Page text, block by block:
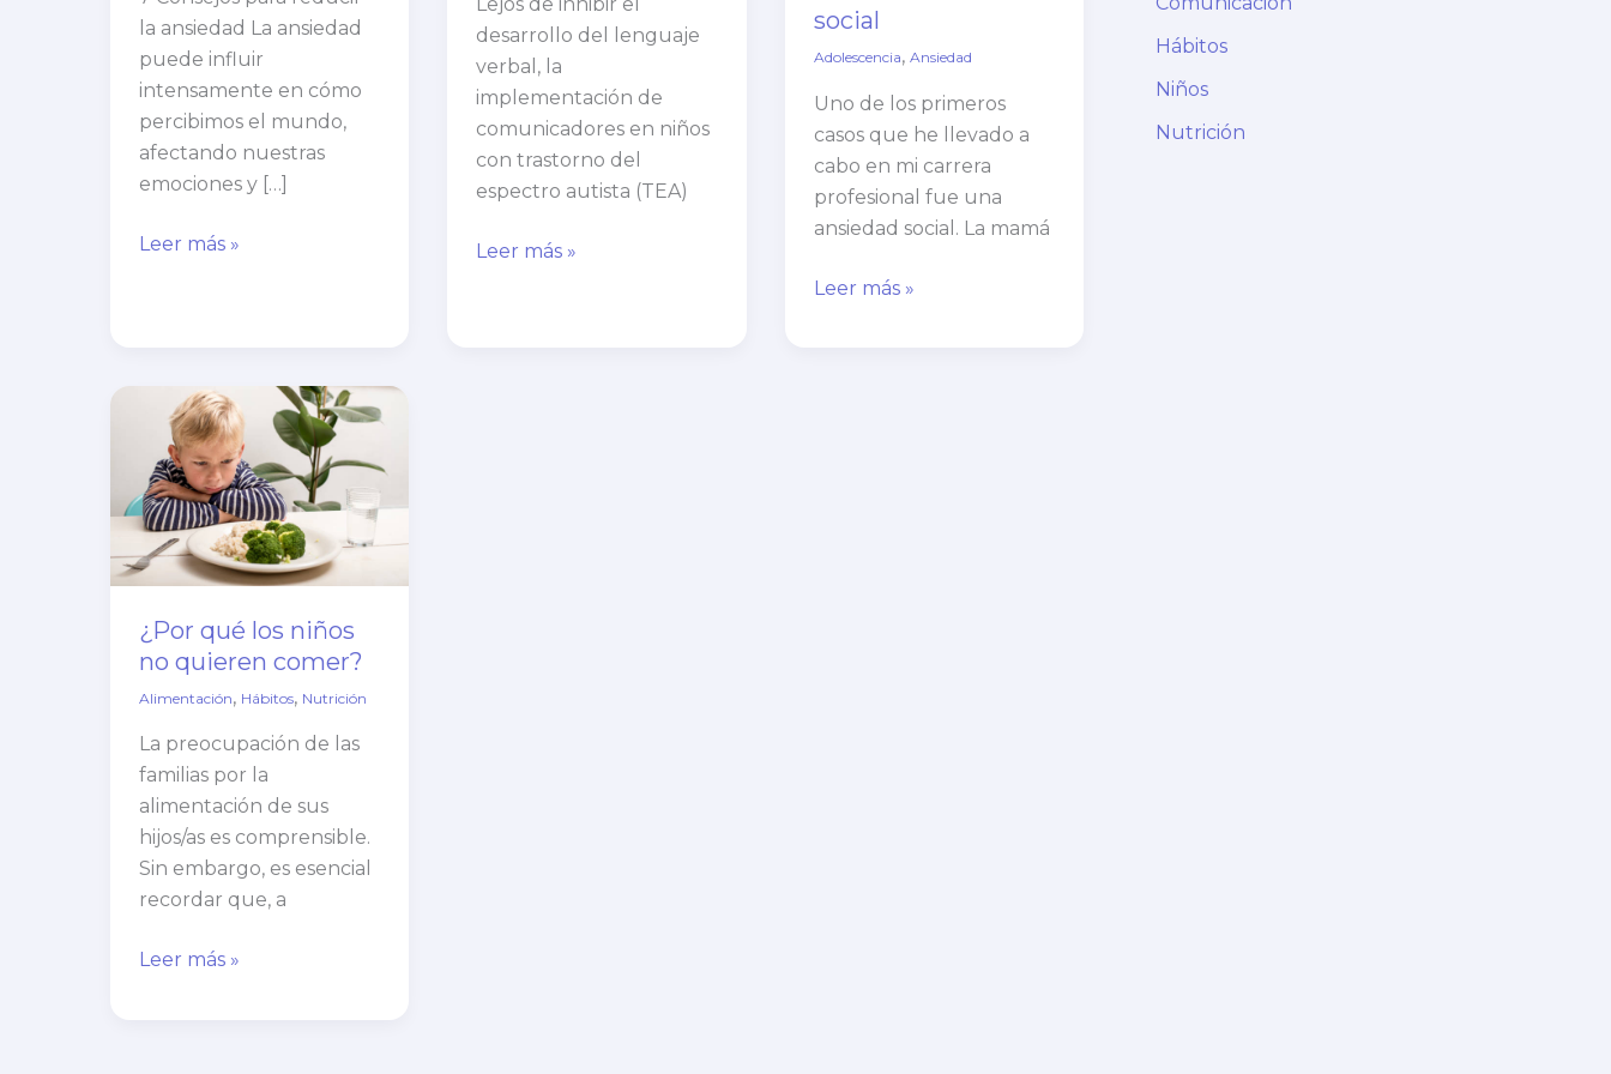
la ansiedad La ansiedad
puede influir
intensamente en cómo
percibimos el mundo,
afectando nuestras
emociones y […]
Leer más »
desarrollo del lenguaje
verbal, la
implementación de
comunicadores en niños
con trastorno del
espectro autista (TEA)
Leer más »
social
Adolescencia, Ansiedad
Uno de los primeros
casos que he llevado a
cabo en mi carrera
profesional fue una
ansiedad social. La mamá
Leer más »
¿Por qué los niños
no quieren comer?
Alimentación, Hábitos, Nutrición
La preocupación de las
familias por la
alimentación de sus
hijos/as es comprensible.
Sin embargo, es esencial
recordar que, a
¿Por
qué
los
niños
no
quieren
comer?
Leer más »
Hábitos
Niños
Nutrición